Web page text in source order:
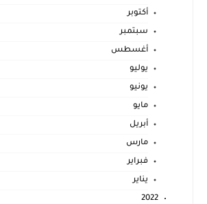
أكتوبر
سبتمبر
أغسطس
يوليو
يونيو
مايو
أبريل
مارس
فبراير
يناير
2022